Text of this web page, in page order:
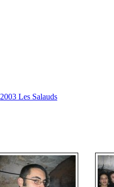
2003 Les Salauds